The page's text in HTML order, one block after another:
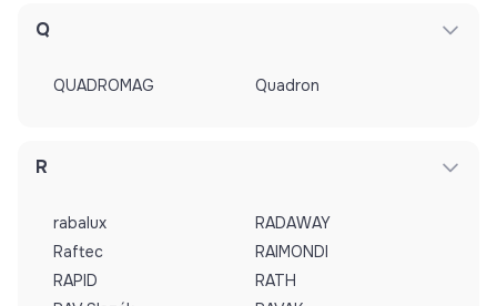
Q
QUADROMAG Quadron
R
rabalux
RADAWAY
Raftec
RAIMONDI
RAPID
RATH